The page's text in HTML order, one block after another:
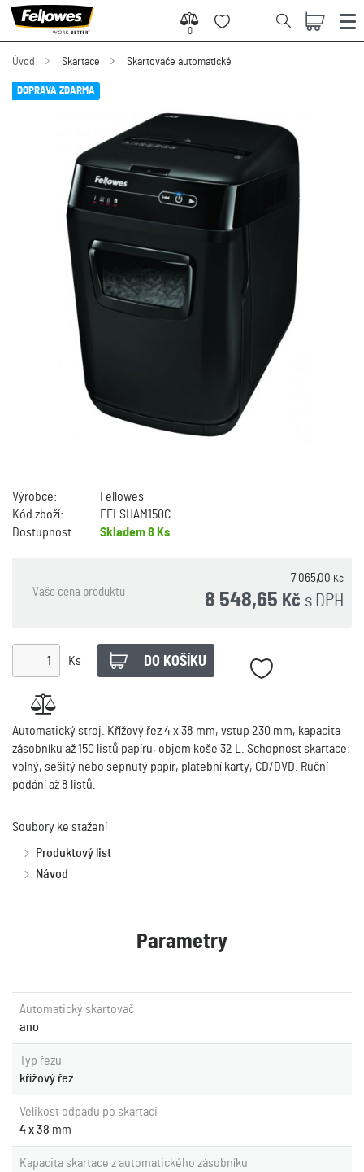
0
0
Úvod Skartace Skartovače automatické
DOPRAVA ZDARMA
Výrobce:
Fellowes
Kód zboží:
FELSHAM150C
Dostupnost:
Skladem8 Ks
Vaše cena produktu
7 065,00 Kč
s DPH
8 548,65 Kč
Ks
Automatický stroj. Křížový řez 4 x 38 mm, vstup 230 mm, kapacita
zásobníku až 150 listů papíru, objem koše 32 L. Schopnost skartace:
volný, sešitý nebo sepnutý papír, platební karty, CD/DVD. Ruční
podání až 8 listů.
Soubory ke stažení
Produktový list
Návod
Parametry
Automatický skartovač
ano
Typ řezu
křížový řez
Velikost odpadu po skartaci
4 x 38 mm
Kapacita skartace z automatického zásobníku